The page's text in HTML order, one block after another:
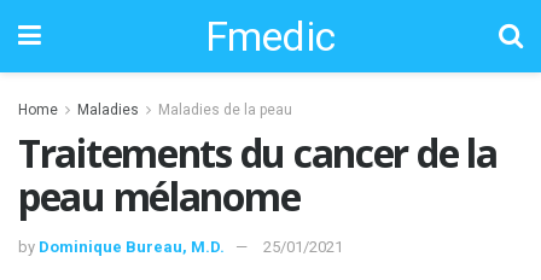
Fmedic
Home Maladies Maladies de la peau
Traitements du cancer de la
peau mélanome
by Dominique Bureau, M.D. 25/01/2021